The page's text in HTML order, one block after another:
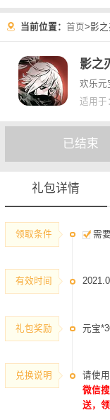
当前位置：首页>影
影之
欢乐元
适用于
建议您收藏本页方
已结束
礼包详情
领取条件 需
有效时间
礼包奖励 元宝
兑换说明
请使
微信
送，